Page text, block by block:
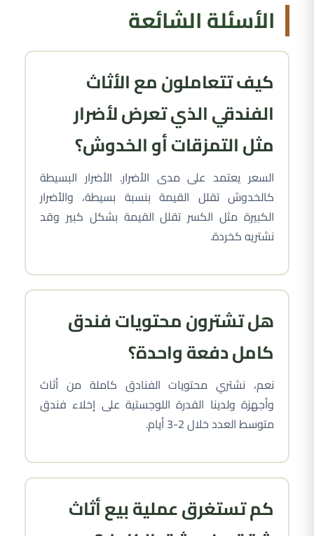
الأسئلة الشائعة
كيف تتعاملون مع الأثاث
الفندقي الذي تعرض لأضرار
مثل التمزقات أو الخدوش؟
السعر يعتمد على مدى الأضرار. الأضرار البسيطة
كالخدوش تقلل القيمة بنسبة بسيطة، والأضرار
الكبيرة مثل الكسر تقلل القيمة بشكل كبير وقد
نشتريه كخردة.
هل تشترون محتويات فندق
كامل دفعة واحدة؟
نعم، نشتري محتويات الفنادق كاملة من أثاث
وأجهزة ولدينا القدرة اللوجستية على إخلاء فندق
متوسط العدد خلال 2-3 أيام.
كم تستغرق عملية بيع أثاث